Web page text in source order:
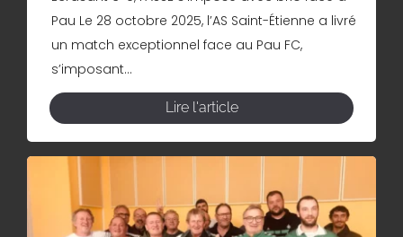
Pau Le 28 octobre 2025, l’AS Saint-Étienne a livré
un match exceptionnel face au Pau FC,
s’imposant...
Lire l'article